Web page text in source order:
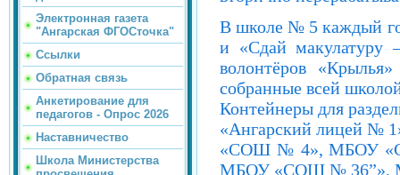
Электронная газета
"Ангарская ФГОСточка"
Ссылки
Обратная связь
Анкетирование для
педагогов - Опрос 2026
Наставничество
Школа Министерства
В школе № 5 каждый
и «Сдай макулатуру
волонтёров
собранные всей
Контейнеры для
«Ангарский лицей №
«СОШ № 4», МБОУ
МБОУ «СОШ № 36”»,